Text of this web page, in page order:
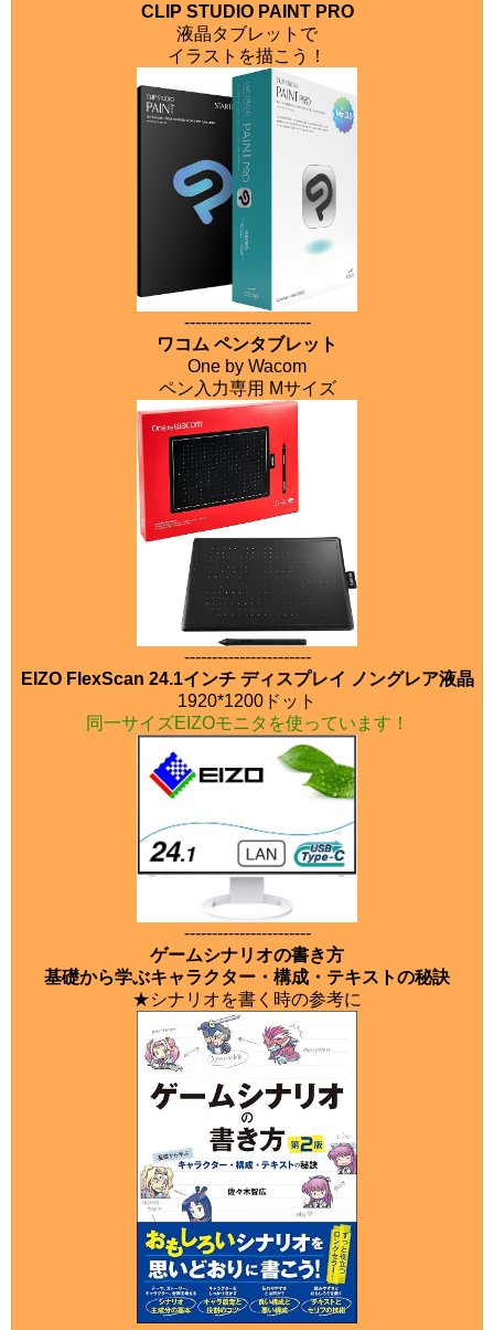
CLIP STUDIO PAINT PRO
液晶タブレットで
イラストを描こう！
-----------------------
ワコム ペンタブレット
One by Wacom
ペン入力専用 Mサイズ
-----------------------
EIZO FlexScan 24.1インチ ディスプレイ ノングレア液晶
1920*1200ドット
同一サイズEIZOモニタを使っています！
-----------------------
ゲームシナリオの書き方
基礎から学ぶキャラクター・構成・テキストの秘訣
★シナリオを書く時の参考に